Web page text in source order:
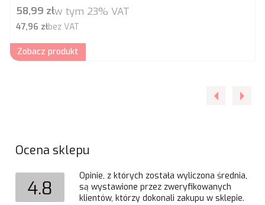
Cena brutto
58,99 złw tym 23% VAT
Cena netto
47,96 złbez VAT
Zobacz produkt
Ocena sklepu
4.8
Opinie, z których została wyliczona średnia,
są wystawione przez zweryfikowanych
klientów, którzy dokonali zakupu w sklepie.